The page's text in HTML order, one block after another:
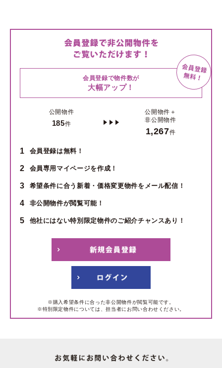
会員登録で物件数が
大幅アップ！
公開物件
185件
公開物件＋
非公開物件
1,267件
1 会員登録は無料！
2 会員専用マイページを作成！
3 希望条件に合う新着・価格変更物件をメール配信！
4 非公開物件が閲覧可能！
5 他社にはない特別限定物件のご紹介チャンスあり！
※購入希望条件に合った非公開物件が閲覧可能です。
※特別限定物件については、担当者にお問い合わせください。